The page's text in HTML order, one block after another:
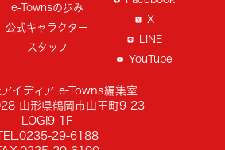
e-Townsの歩み
公式キャラクター
スタッフ
X
LINE
YouTube
イディア e-Towns編集室
山形県鶴岡市山王町9-23
LOGI9 1F
29-6188